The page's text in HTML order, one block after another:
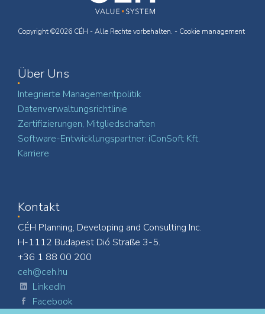
Copyright ©2026 CÉH - Alle Rechte vorbehalten. - Cookie management
Über Uns
Integrierte Managementpolitik
Datenverwaltungsrichtlinie
Zertifizierungen, Mitgliedschaften
Software-Entwicklungspartner: iConSoft Kft.
Karriere
Kontakt
CÉH Planning, Developing and Consulting Inc.
H-1112 Budapest Dió Straße 3-5.
+36 1 88 00 200
ceh@ceh.hu
LinkedIn
Facebook